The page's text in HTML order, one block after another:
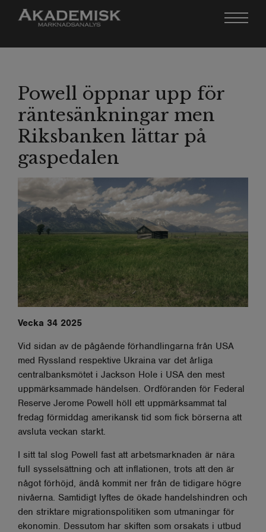
Powell öppnar upp för
räntesänkningar men
Riksbanken lättar på
gaspedalen
Vecka 34 2025
Vid sidan av de pågående förhandlingarna från USA
med Ryssland respektive Ukraina var det årliga
centralbanksmötet i Jackson Hole i USA den mest
uppmärksammade händelsen. Ordföranden för Federal
Reserve Jerome Powell höll ett uppmärksammat tal
fredag förmiddag amerikansk tid som fick börserna att
avsluta veckan starkt.
I sitt tal slog Powell fast att arbetsmarknaden är nära
full sysselsättning och att inflationen, trots att den är
något förhöjd, ändå kommit ner från de tidigare högre
nivåerna. Samtidigt lyftes de ökade handelshindren och
den striktare migrationspolitiken som utmaningar för
ekonomin. Dessutom har skiften som orsakats i utbud